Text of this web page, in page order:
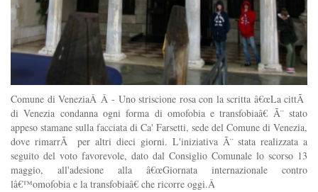
Comune di VeneziaÂ Â - Uno striscione rosa con la scritta â€œLa cittÃ
di Venezia condanna ogni forma di omofobia e transfobiaâ€ Ã¨ stato
appeso stamane sulla facciata di Ca' Farsetti, sede del Comune di Venezia,
dove rimarrÃ per altri dieci giorni. L'iniziativa Ã¨ stata realizzata a
seguito del voto favorevole, dato dal Consiglio Comunale lo scorso 13
maggio, all'adesione alla â€œGiornata internazionale contro
lâ€™omofobia e la transfobiaâ€ che ricorre oggi.Â